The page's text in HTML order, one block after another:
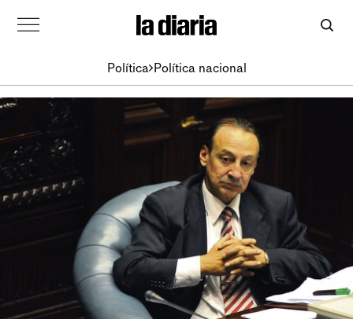
Política Política nacional